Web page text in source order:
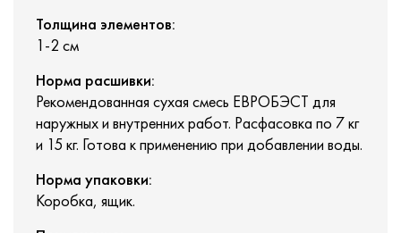
Толщина элементов:
1-2 см
Норма расшивки:
Рекомендованная сухая смесь ЕВРОБЭСТ для
наружных и внутренних работ. Расфасовка по 7 кг
и 15 кг. Готова к применению при добавлении воды.
Норма упаковки:
Коробка, ящик.